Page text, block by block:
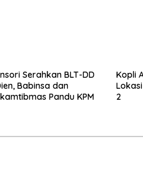
Serahkan BLT-DD
Babinsa dan
Pandu KPM
Kopli
2